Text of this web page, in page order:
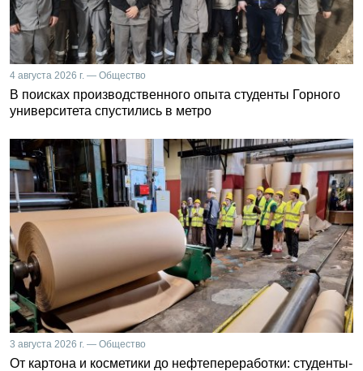
4 августа 2026 г. — Общество
В поисках производственного опыта студенты Горного
университета спустились в метро
3 августа 2026 г. — Общество
От картона и косметики до нефтепереработки: студенты-